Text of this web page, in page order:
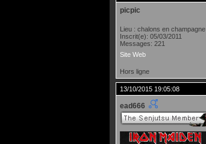
picpic
Lieu : chalons en champagne
Inscrit(e): 05/03/2011
Messages: 221
Site Web
Hors ligne
13/10/2015 19:05:08
ead666